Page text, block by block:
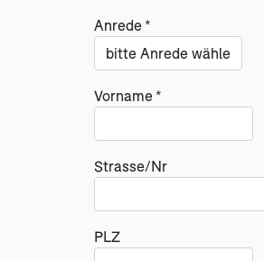
Anrede *
Vorname *
Strasse/Nr
PLZ